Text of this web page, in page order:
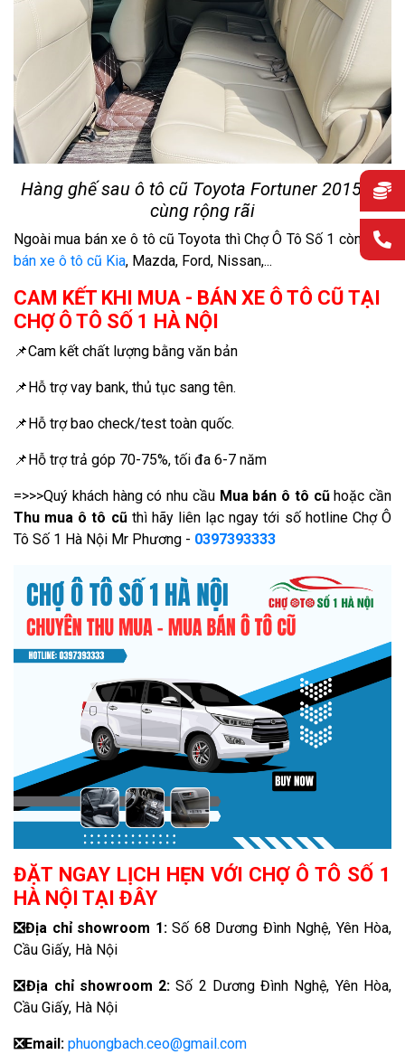
Hàng ghế sau ô tô cũ Toyota Fortuner 2015 vô
cùng rộng rãi
Ngoài mua bán xe ô tô cũ Toyota thì Chợ Ô Tô Số 1 còn
mua
bán xe ô tô cũ Kia, Mazda, Ford, Nissan,...
CAM KẾT KHI MUA - BÁN XE Ô TÔ CŨ TẠI
CHỢ Ô TÔ SỐ 1 HÀ NỘI
📌Cam kết chất lượng bằng văn bản
📌Hỗ trợ vay bank, thủ tục sang tên.
📌Hỗ trợ bao check/test toàn quốc.
📌Hỗ trợ trả góp 70-75%, tối đa 6-7 năm
=>>>Quý khách hàng có nhu cầu Mua bán ô tô cũhoặc cần
Thu mua ô tô cũthì hãy liên lạc ngay tới số hotline Chợ Ô
Tô Số 1 Hà Nội Mr Phương - 0397393333
ĐẶT NGAY LỊCH HẸN VỚI CHỢ Ô TÔ SỐ 1
HÀ NỘI TẠI ĐÂY
❎Địa chỉ showroom 1:Số 68 Dương Đình Nghệ, Yên Hòa,
Cầu Giấy, Hà Nội
❎Địa chỉ showroom 2:Số 2 Dương Đình Nghệ, Yên Hòa,
Cầu Giấy, Hà Nội
❎Email: phuongbach.ceo@gmail.com